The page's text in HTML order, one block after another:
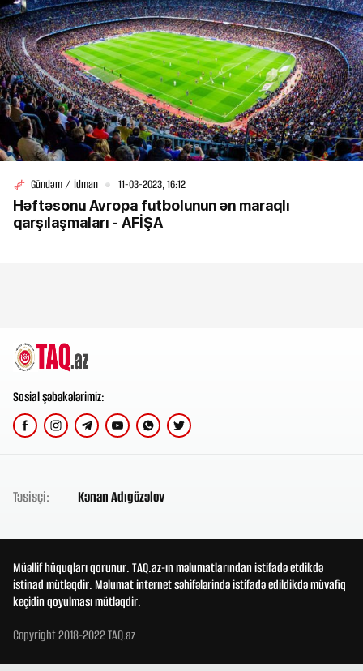
Gündəm / İdman 11-03-2023, 16:12
Həftəsonu Avropa futbolunun ən maraqlı
qarşılaşmaları - AFİŞA
Sosial şəbəkələrimiz:
Təsisçi: Kənan Adıgözəlov
Müəllif hüquqları qorunur. TAQ.az-ın məlumatlarından istifadə etdikdə
istinad mütləqdir. Məlumat internet səhifələrində istifadə edildikdə müvafiq
keçidin qoyulması mütləqdir.
Copyright 2018-2022 TAQ.az